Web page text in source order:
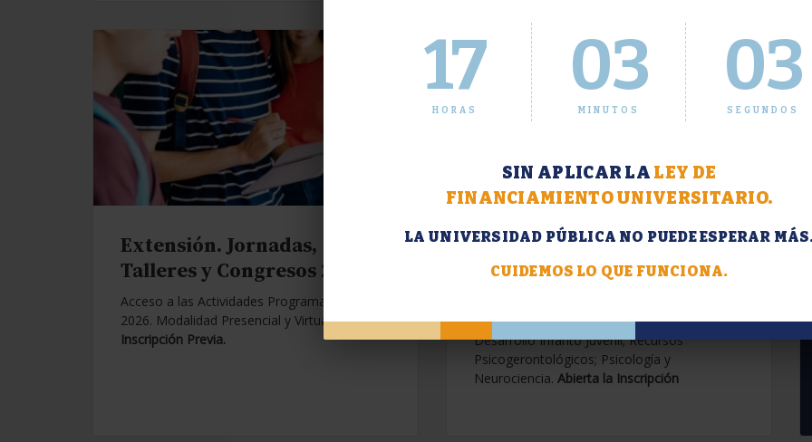
17
HORAS
03
MINUTOS
04
SEGUNDOS
SIN APLICAR LA LEY DE
FINANCIAMIENTO UNIVERSITARIO.
LA UNIVERSIDAD PÚBLICA NO PUEDE ESPERAR
CUIDEMOS LO QUE FUNCIONA.
Extensión. Jornadas,
Talleres y Congresos 2026.
Acceso a las Actividades Programadas para
2026. Modalidad Presencial y Virtual.Con
Inscripción Previa.
Extensión. Diplomaturas
2026.
Contemporáneas; Problemáticas en el
Desarrollo Infanto Juvenil; Recursos
Psicogerontológicos; Psicología y
Neurociencia. Abierta la Inscripción